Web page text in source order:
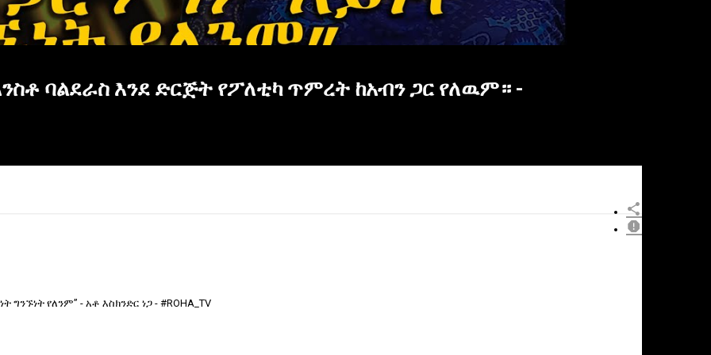
ባልደራስ እንደ ድርጅት የፖለቲካ ጥምረት ከአብን ጋር የለዉም። -
የለንም” - አቶ እስክንድር ነጋ - #ROHA_TV